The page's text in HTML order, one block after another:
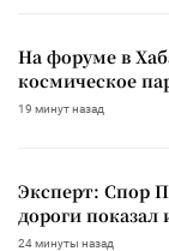
На форуме в
космическое
19 минут назад
Эксперт: Спор
дороги
24 минуты назад